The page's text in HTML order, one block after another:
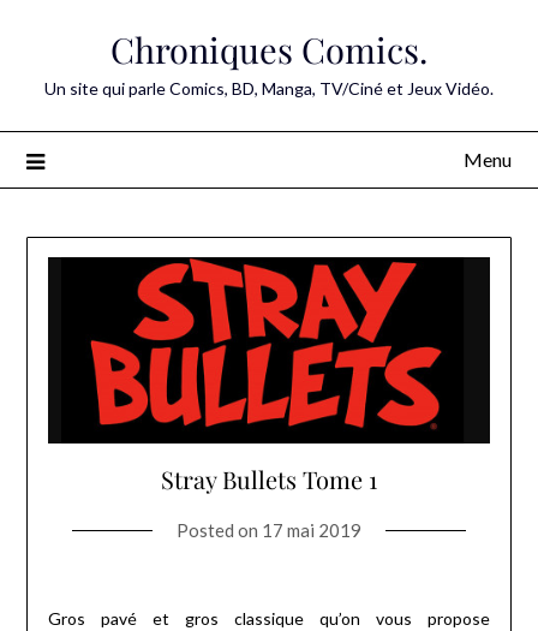
Chroniques Comics.
Un site qui parle Comics, BD, Manga, TV/Ciné et Jeux Vidéo.
Menu
Stray Bullets Tome 1
Posted on 17 mai 2019
Gros pavé et gros classique qu’on vous propose